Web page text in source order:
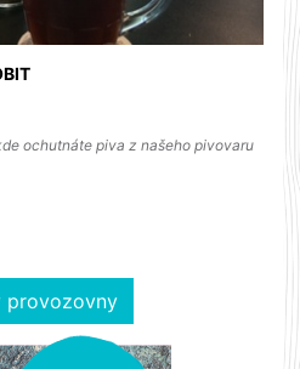
ochutnáte piva z našeho pivovaru
provozovny